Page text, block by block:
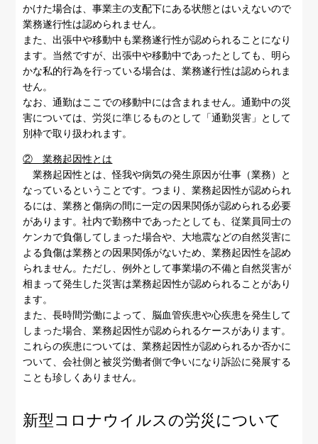
かけた場合は、事業主の支配下にある状態とはいえないので
業務遂行性は認められません。
また、出張中や移動中も業務遂行性が認められることになり
ます。当然ですが、出張中や移動中であったとしても、明ら
かな私的行為を行っている場合は、業務遂行性は認められま
せん。
なお、通勤はここでの移動中には含まれません。通勤中の災
害については、労災に準じるものとして「通勤災害」として
別枠で取り扱われます。
② 業務起因性とは
業務起因性とは、怪我や病気の発生原因が仕事（業務）と
なっているということです。つまり、業務起因性が認められ
るには、業務と傷病の間に一定の因果関係が認められる必要
があります。社内で勤務中であったとしても、従業員同士の
ケンカで負傷してしまった場合や、大地震などの自然災害に
よる負傷は業務との因果関係がないため、業務起因性を認め
られません。ただし、例外として事業場の不備と自然災害が
相まって発生した災害は業務起因性が認められることがあり
ます。
また、長時間労働によって、脳血管疾患や心疾患を発生して
しまった場合、業務起因性が認められるケースがあります。
これらの疾患については、業務起因性が認められるか否かに
ついて、会社側と被災労働者側で争いになり訴訟に発展する
ことも珍しくありません。
新型コロナウイルスの労災について